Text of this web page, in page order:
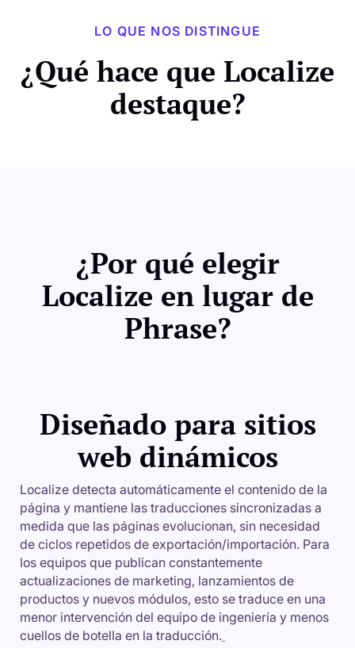
LO QUE NOS DISTINGUE
¿Qué hace que Localize
destaque?
¿Por qué elegir
Localize en lugar de
Phrase?
Diseñado para sitios
web dinámicos
Localize detecta automáticamente el contenido de la
página y mantiene las traducciones sincronizadas a
medida que las páginas evolucionan, sin necesidad
de ciclos repetidos de exportación/importación. Para
los equipos que publican constantemente
actualizaciones de marketing, lanzamientos de
productos y nuevos módulos, esto se traduce en una
menor intervención del equipo de ingeniería y menos
cuellos de botella en la traducción.